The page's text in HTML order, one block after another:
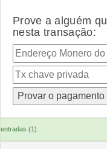
Prove a alguém
nesta transação:
entradas (1)